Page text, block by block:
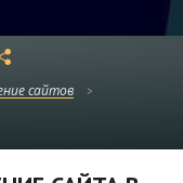
сайтов